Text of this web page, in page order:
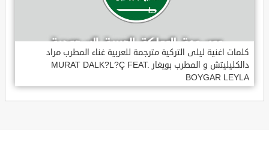
كلمات اغنية ليلى التركية مترجمة للعربية غناء المطرب مراد
دالكليليتش و المطرب بويغار MURAT DALK?L?Ç FEAT.
BOYGAR LEYLA